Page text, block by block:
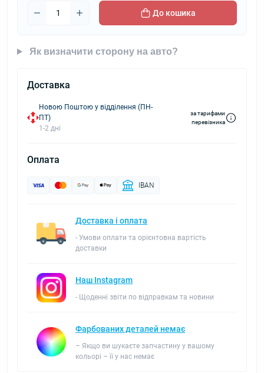
До кошика
Як визначити сторону на авто?
Доставка
Новою Поштою у відділення (ПН-
ПТ)
1-2 дні
за тарифами
перевізника
Оплата
IBAN
Доставка і оплата
- Умови оплати та орієнтовна вартість
доставки
Наш Instagram
- Щоденні звіти по відправкам та новини
Фарбованих деталей немає
– Якщо ви шукаєте запчастину у вашому
кольорі – її у нас немає